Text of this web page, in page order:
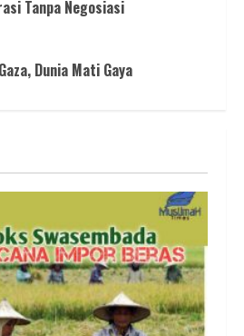
Tanpa Negosiasi
Dunia Mati Gaya